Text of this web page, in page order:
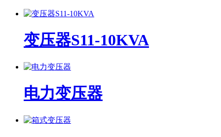
变压器S11-10KVA
电力变压器